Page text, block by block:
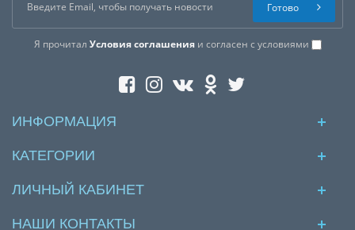
Я прочитал Условия соглашенияи согласен с условиями
Готово
ИНФОРМАЦИЯ
КАТЕГОРИИ
ЛИЧНЫЙ КАБИНЕТ
НАШИ КОНТАКТЫ